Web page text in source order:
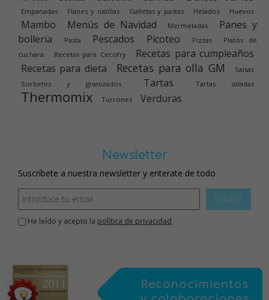
Empanadas Flanes y natillas Galletas y pastas Helados Huevos
Mambo Menús de Navidad Mermeladas
Panes y
bolleria
Pasta Pescados Picoteo Pizzas
Platos de
cuchara
Recetas para Cecofry
Recetas para cumpleaños
Recetas para dieta
Recetas para olla GM
Salsas
Sorbetes y granizados
Tartas Tartas saladas
Thermomix Turrones Verduras
Newsletter
Suscríbete a nuestra newsletter y enterate de todo
ENVIAR
He leído y acepto la política de privacidad